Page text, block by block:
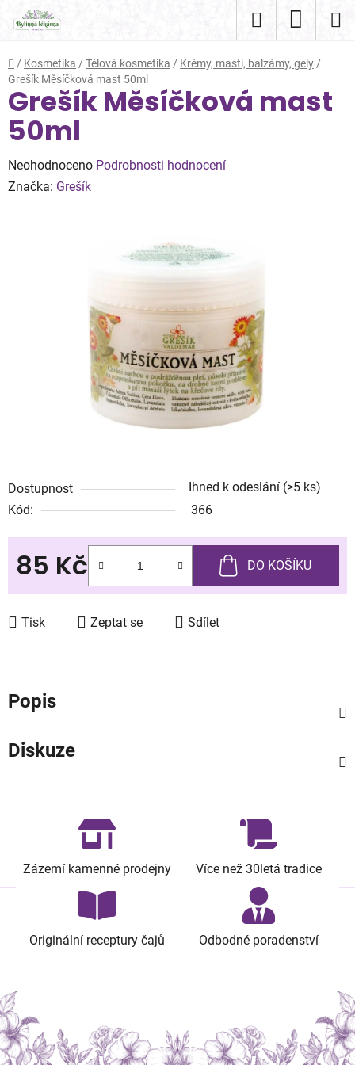
obsah
Hledat
KOŠÍK
Domů
/ Kosmetika / Tělová kosmetika / Krémy, masti, balzámy, gely /
Grešík Měsíčková mast 50ml
Dostupnost Ihned k odeslání (>5 ks)
Kód:
366
85 Kč DO KOŠÍKU
Tisk Zeptat se Sdílet
Grešík Měsíčková mast
50ml
Průměrné
hodnocení
Neohodnoceno Podrobnosti hodnocení
Značka: Grešík
Popis
Diskuze
Zázemí kamenné prodejny Více než 30letá tradice
Originální receptury čajů Odbodné poradenství